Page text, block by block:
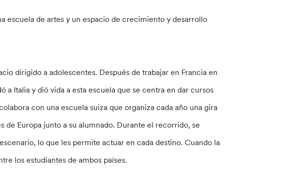
escuela de artes y un espacio de crecimiento y desarrollo
dirigido a adolescentes. Después de trabajar en Francia en
a Italia y dió vida a esta escuela que se centra en dar cursos
con una escuela suiza que organiza cada año una gira
de Europa junto a su alumnado. Durante el recorrido, se
lo que les permite actuar en cada destino. Cuando la
los estudiantes de ambos países.